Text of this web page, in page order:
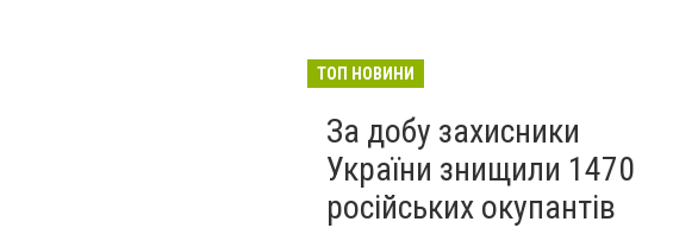
засудили до 8 років
метадону
6 серпня
ТОП НОВИНИ
За добу захисники
України знищили 1470
російських окупантів